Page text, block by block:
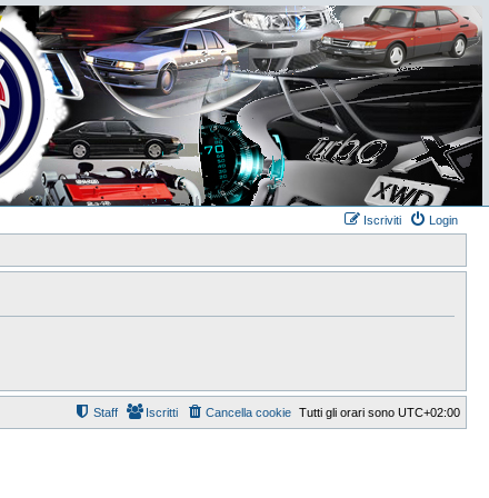
Login
Iscriviti
Tutti gli orari sono UTC+02:00
Cancella cookie
Iscritti
Staff